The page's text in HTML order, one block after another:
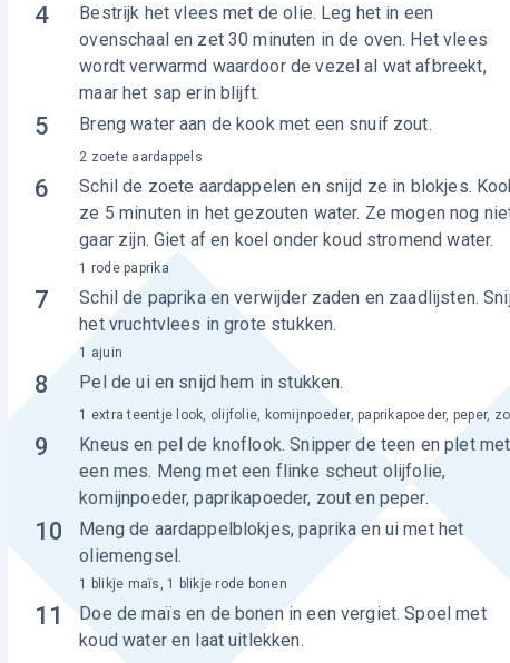
4
Bestrijk het vlees met de olie. Leg het in een
ovenschaal en zet 30 minuten in de oven. Het vlees
wordt verwarmd waardoor de vezel al wat afbreekt,
maar het sap erin blijft.
5 Breng water aan de kook met een snuif zout.
6
Schil de zoete aardappelen en snijd ze in blokjes.
ze 5 minuten in het gezouten water. Ze mogen nog
gaar zijn. Giet af en koel onder koud stromend water.
2 zoete aardappels
7
Schil de paprika en verwijder zaden en zaadlijsten.
het vruchtvlees in grote stukken.
1 rode paprika
8 Pel de ui en snijd hem in stukken.
1 ajuin
9
Kneus en pel de knoflook. Snipper de teen en plet met
een mes. Meng met een flinke scheut olijfolie,
komijnpoeder, paprikapoeder, zout en peper.
1 extra teentje look, olijfolie, komijnpoeder, paprikapoeder, peper,
10
Meng de aardappelblokjes, paprika en ui met het
oliemengsel.
11
Doe de maïs en de bonen in een vergiet. Spoel met
koud water en laat uitlekken.
1 blikje maïs, 1 blikje rode bonen